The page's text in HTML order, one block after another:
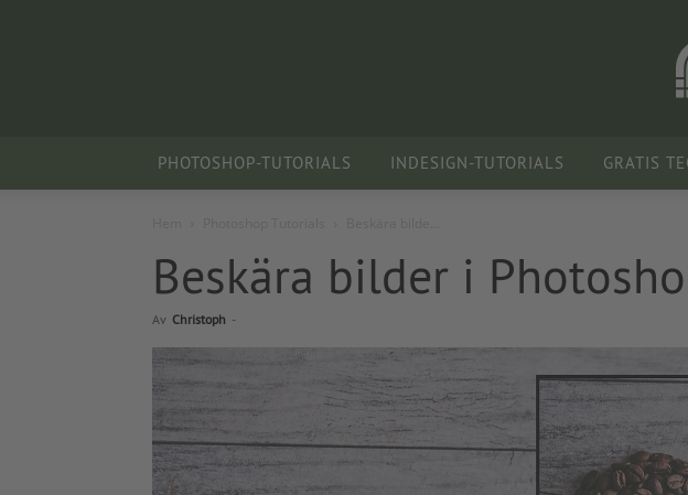
PHOTOSHOP-TUTORIALS INDESIGN-TUTORIALS GRATIS
Beskära bilder i
Av Christoph -